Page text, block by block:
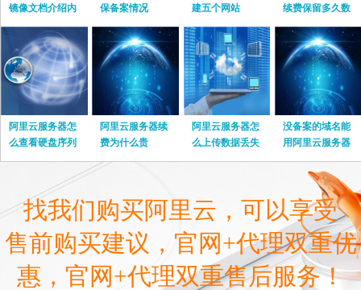
镜像文档介绍内
容
保备案情况
建五个网站
续费保留多久数
据
阿里云服务器怎
么查看硬盘序列
号
阿里云服务器续
费为什么贵
阿里云服务器怎
么上传数据丢失
没备案的域名能
用阿里云服务器
嘛
找我们购买阿里云，可以享受
售前购买建议，官网+代理双重优
惠，官网+代理双重售后服务！